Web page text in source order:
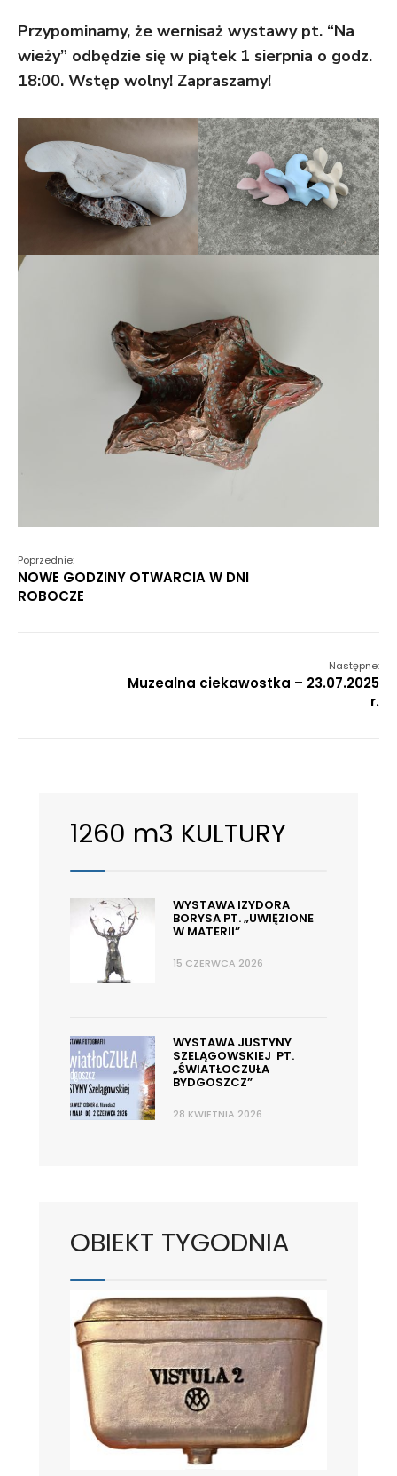
Przypominamy, że wernisaż wystawy pt. “Na
wieży” odbędzie się w piątek 1 sierpnia o godz.
18:00. Wstęp wolny! Zapraszamy!
Poprzednie:
NOWE GODZINY OTWARCIA W DNI
ROBOCZE
Następne:
Muzealna ciekawostka – 23.07.2025
r.
1260 m3 KULTURY
WYSTAWA IZYDORA
BORYSA PT. „UWIĘZIONE
W MATERII”
15 CZERWCA 2026
WYSTAWA JUSTYNY
SZELĄGOWSKIEJ PT.
„ŚWIATŁOCZUŁA
BYDGOSZCZ”
28 KWIETNIA 2026
OBIEKT TYGODNIA